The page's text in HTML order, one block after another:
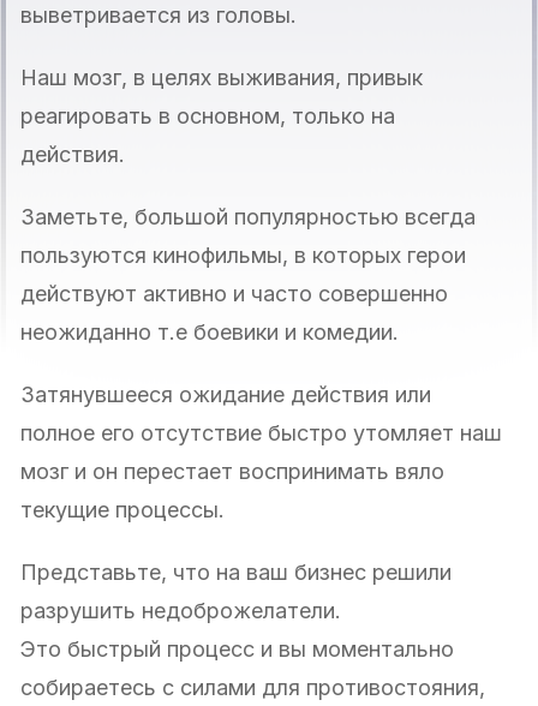
выветривается из головы.
Наш мозг, в целях выживания, привык
реагировать в основном, только на
действия.
Заметьте, большой популярностью всегда
пользуются кинофильмы, в которых герои
действуют активно и часто совершенно
неожиданно т.е боевики и комедии.
Затянувшееся ожидание действия или
полное его отсутствие быстро утомляет наш
мозг и он перестает воспринимать вяло
текущие процессы.
Представьте, что на ваш бизнес решили
разрушить недоброжелатели.
Это быстрый процесс и вы моментально
собираетесь с силами для противостояния,